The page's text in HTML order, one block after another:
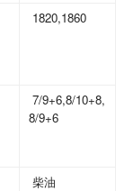
1820,1860
7/9+6,8/10+8,
8/9+6
柴油